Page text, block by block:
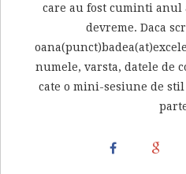
care au fost cuminti anul
devreme. Daca
numele, varsta, datele de
cate o mini-sesiune de